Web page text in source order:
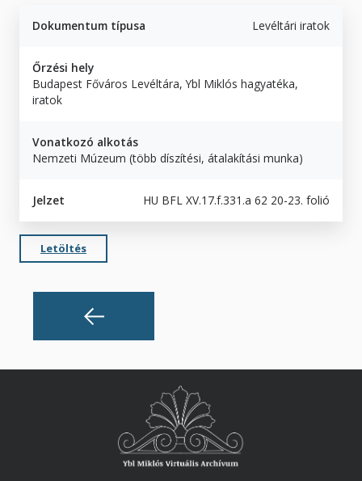
Dokumentum típusa Levéltári iratok
Őrzési hely
Budapest Főváros Levéltára, Ybl Miklós hagyatéka,
iratok
Vonatkozó alkotás
Nemzeti Múzeum (több díszítési, átalakítási munka)
Jelzet HU BFL XV.17.f.331.a 62 20-23. folió
Letöltés